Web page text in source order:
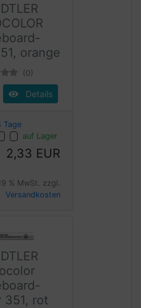
orange
(0)
Details
Tage
auf Lager
2,33 EUR
% MwSt. zzgl.
Versandkosten
351, rot